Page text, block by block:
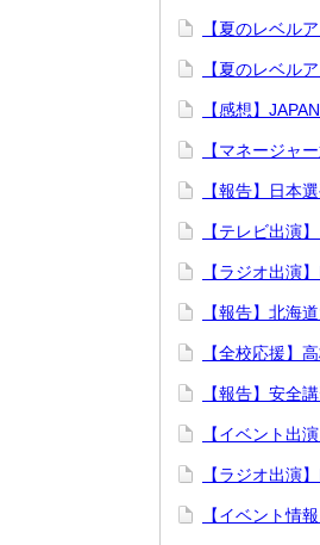
【夏のレベル
【夏のレベル
【感想】
【マネージャ
【報告】日本
【テレビ出演
【ラジオ出演
【報告】北海
【全校応援】
【報告】安全
【イベント出
【ラジオ出演
【イベント情